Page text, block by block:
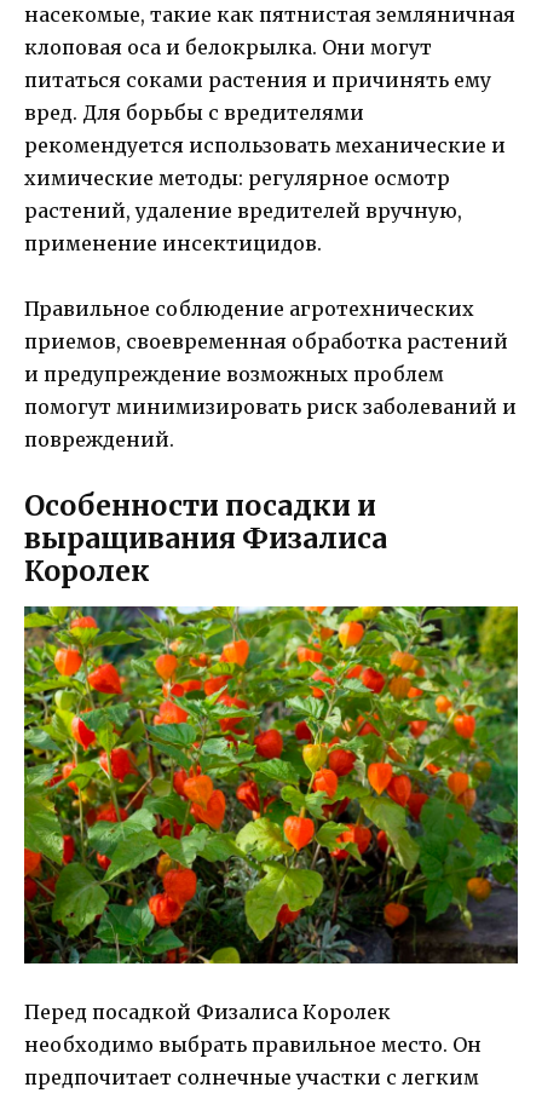
насекомые, такие как пятнистая земляничная
клоповая оса и белокрылка. Они могут
питаться соками растения и причинять ему
вред. Для борьбы с вредителями
рекомендуется использовать механические и
химические методы: регулярное осмотр
растений, удаление вредителей вручную,
применение инсектицидов.
Правильное соблюдение агротехнических
приемов, своевременная обработка растений
и предупреждение возможных проблем
помогут минимизировать риск заболеваний и
повреждений.
Особенности посадки и
выращивания Физалиса
Королек
Перед посадкой Физалиса Королек
необходимо выбрать правильное место. Он
предпочитает солнечные участки с легким